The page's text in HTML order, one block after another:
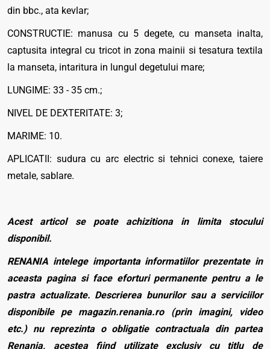
din bbc., ata kevlar;
CONSTRUCTIE: manusa cu 5 degete, cu manseta inalta,
captusita integral cu tricot in zona mainii si tesatura textila
la manseta, intaritura in lungul degetului mare;
LUNGIME: 33 - 35 cm.;
NIVEL DE DEXTERITATE: 3;
MARIME: 10.
APLICATII: sudura cu arc electric si tehnici conexe, taiere
metale, sablare.
Acest articol se poate achizitiona in limita stocului
disponibil.
RENANIA intelege importanta informatiilor prezentate in
aceasta pagina si face eforturi permanente pentru a le
pastra actualizate. Descrierea bunurilor sau a serviciilor
disponibile pe magazin.renania.ro (prin imagini, video
etc.) nu reprezinta o obligatie contractuala din partea
Renania, acestea fiind utilizate exclusiv cu titlu de